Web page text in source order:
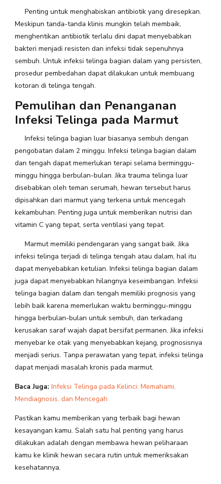
Penting untuk menghabiskan antibiotik yang diresepkan.
Meskipun tanda-tanda klinis mungkin telah membaik,
menghentikan antibiotik terlalu dini dapat menyebabkan
bakteri menjadi resisten dan infeksi tidak sepenuhnya
sembuh. Untuk infeksi telinga bagian dalam yang persisten,
prosedur pembedahan dapat dilakukan untuk membuang
kotoran di telinga tengah.
Pemulihan dan Penanganan
Infeksi Telinga pada Marmut
Infeksi telinga bagian luar biasanya sembuh dengan
pengobatan dalam 2 minggu. Infeksi telinga bagian dalam
dan tengah dapat memerlukan terapi selama berminggu-
minggu hingga berbulan-bulan. Jika trauma telinga luar
disebabkan oleh teman serumah, hewan tersebut harus
dipisahkan dari marmut yang terkena untuk mencegah
kekambuhan. Penting juga untuk memberikan nutrisi dan
vitamin C yang tepat, serta ventilasi yang tepat.
Marmut memiliki pendengaran yang sangat baik. Jika
infeksi telinga terjadi di telinga tengah atau dalam, hal itu
dapat menyebabkan ketulian. Infeksi telinga bagian dalam
juga dapat menyebabkan hilangnya keseimbangan. Infeksi
telinga bagian dalam dan tengah memiliki prognosis yang
lebih baik karena memerlukan waktu berminggu-minggu
hingga berbulan-bulan untuk sembuh, dan terkadang
kerusakan saraf wajah dapat bersifat permanen. Jika infeksi
menyebar ke otak yang menyebabkan kejang, prognosisnya
menjadi serius. Tanpa perawatan yang tepat, infeksi telinga
dapat menjadi masalah kronis pada marmut.
Baca Juga: Infeksi Telinga pada Kelinci: Memahami,
Mendiagnosis, dan Mencegah
Pastikan kamu memberikan yang terbaik bagi hewan
kesayangan kamu. Salah satu hal penting yang harus
dilakukan adalah dengan membawa hewan peliharaan
kamu ke klinik hewan secara rutin untuk memeriksakan
kesehatannya.